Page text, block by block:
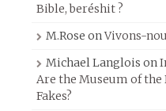
Bible, beréshit ?
M.Rose onVivons-
Michael Langlois on
Are the Museum of the
Fakes?